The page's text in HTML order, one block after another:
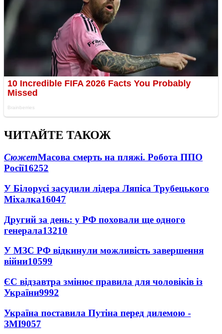
ЧИТАЙТЕ ТАКОЖ
СюжетМасова смерть на пляжі. Робота ППО
Росії16252
У Білорусі засудили лідера Ляпіса Трубецького
Міхалка16047
Другий за день: у РФ поховали ще одного
генерала13210
У МЗС РФ відкинули можливість завершення
війни10599
ЄС відзавтра змінює правила для чоловіків із
України9992
Україна поставила Путіна перед дилемою -
ЗМІ9057